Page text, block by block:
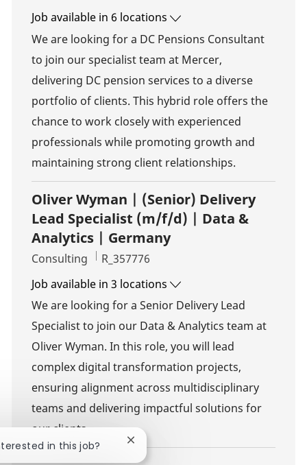
Job available in 6 locations
We are looking for a DC Pensions Consultant
to join our specialist team at Mercer,
delivering DC pension services to a diverse
portfolio of clients. This hybrid role offers the
chance to work closely with experienced
professionals while promoting growth and
maintaining strong client relationships.
Oliver Wyman | (Senior) Delivery
Lead Specialist (m/f/d) | Data &
Analytics | Germany
Category
Consulting Job Id
R_357776
Job available in 3 locations
We are looking for a Senior Delivery Lead
Specialist to join our Data & Analytics team at
Oliver Wyman. In this role, you will lead
complex digital transformation projects,
ensuring alignment across multidisciplinary
teams and delivering impactful solutions for
our clients.
in this job? Close chatbot notification